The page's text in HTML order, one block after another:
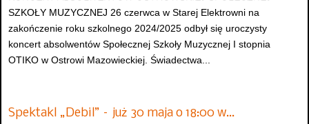
SZKOŁY MUZYCZNEJ 26 czerwca w Starej Elektrowni na
zakończenie roku szkolnego 2024/2025 odbył się uroczysty
koncert absolwentów Społecznej Szkoły Muzycznej I stopnia
OTIKO w Ostrowi Mazowieckiej. Świadectwa...
Spektakl „Debil” – już 30 maja o 18:00 w…